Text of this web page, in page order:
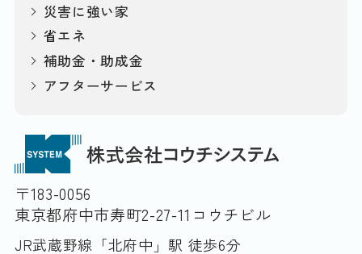
災害に強い家
省エネ
補助金・助成金
アフターサービス
〒183-0056
東京都府中市寿町2-27-11コウチビル
JR武蔵野線「北府中」駅 徒歩6分